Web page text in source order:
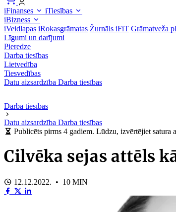
iFinanses
iTiesības
iBizness
iVeidlapas iRokasgrāmatas Žurnāls iFiT Grāmatveža
Līgumi un darījumi
Pieredze
Darba tiesības
Lietvedība
Tiesvedības
Datu aizsardzība Darba tiesības
Darba tiesības
Datu aizsardzība Darba tiesības
Publicēts pirms 4 gadiem. Lūdzu, izvērtējiet satura
Cilvēka sejas attēls
12.12.2022. • 10 MIN